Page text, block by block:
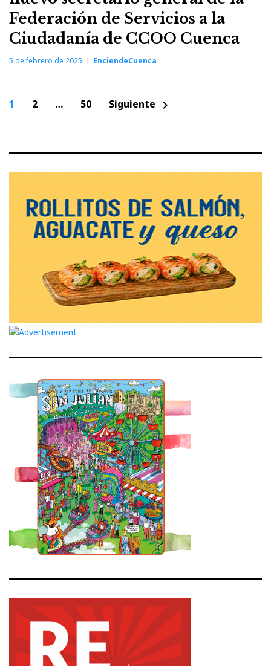
Federación de Servicios a la
Ciudadanía de CCOO Cuenca
5 de febrero de 2025 EnciendeCuenca
Paginación
1 2 … 50 Siguiente chevron_right